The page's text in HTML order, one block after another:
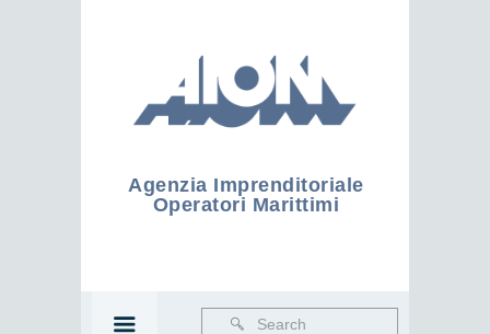
Agenzia Imprenditoriale
Operatori Marittimi